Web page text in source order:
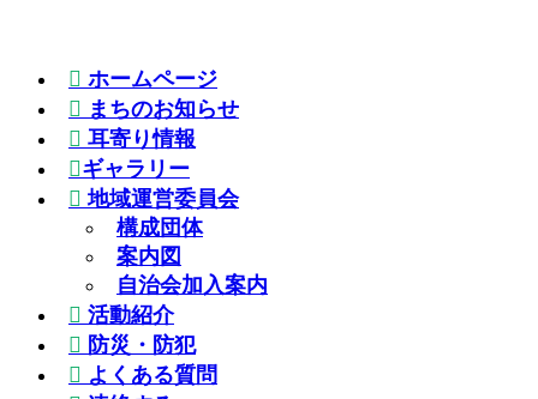
ホームページ
まちのお知らせ
耳寄り情報
ギャラリー
地域運営委員会
構成団体
案内図
自治会加入案内
活動紹介
防災・防犯
よくある質問